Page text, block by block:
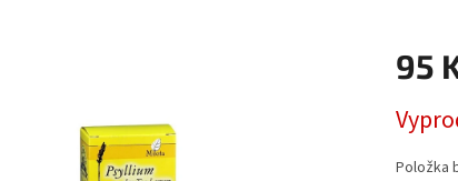
95
cena:
Položka